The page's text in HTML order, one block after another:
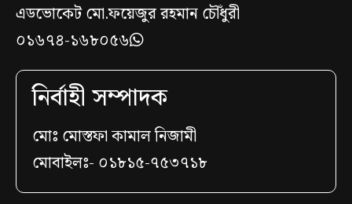
এডভোকেট মো.ফয়েজুর রহমান চৌঁধুরী
০১৬৭৪-১৬৮০৫৬
নির্বাহী সম্পাদক
মোঃ মোস্তফা কামাল নিজামী
মোবাইলঃ- ০১৮১৫-৭৫৩৭১৮